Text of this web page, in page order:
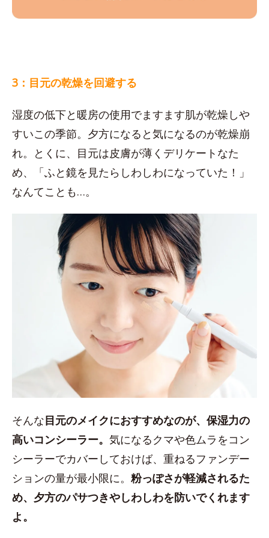
3：目元の乾燥を回避する
湿度の低下と暖房の使用でますます肌が乾燥しや
すいこの季節。夕方になると気になるのが乾燥崩
れ。とくに、目元は皮膚が薄くデリケートなた
め、「ふと鏡を見たらしわしわになっていた！」
なんてことも…。
そんな目元のメイクにおすすめなのが、保湿力の
高いコンシーラー。 気になるクマや色ムラをコン
シーラーでカバーしておけば、重ねるファンデー
ションの量が最小限に。 粉っぽさが軽減されるた
め、夕方のパサつきやしわしわを防いでくれます
よ。